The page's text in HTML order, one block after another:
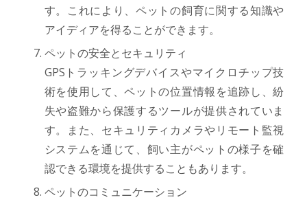
す。これにより、ペットの飼育に関する知識や
アイディアを得ることができます。
ペットの安全とセキュリティ
GPSトラッキングデバイスやマイクロチップ技
術を使用して、ペットの位置情報を追跡し、紛
失や盗難から保護するツールが提供されていま
す。また、セキュリティカメラやリモート監視
システムを通じて、飼い主がペットの様子を確
認できる環境を提供することもあります。
ペットのコミュニケーション